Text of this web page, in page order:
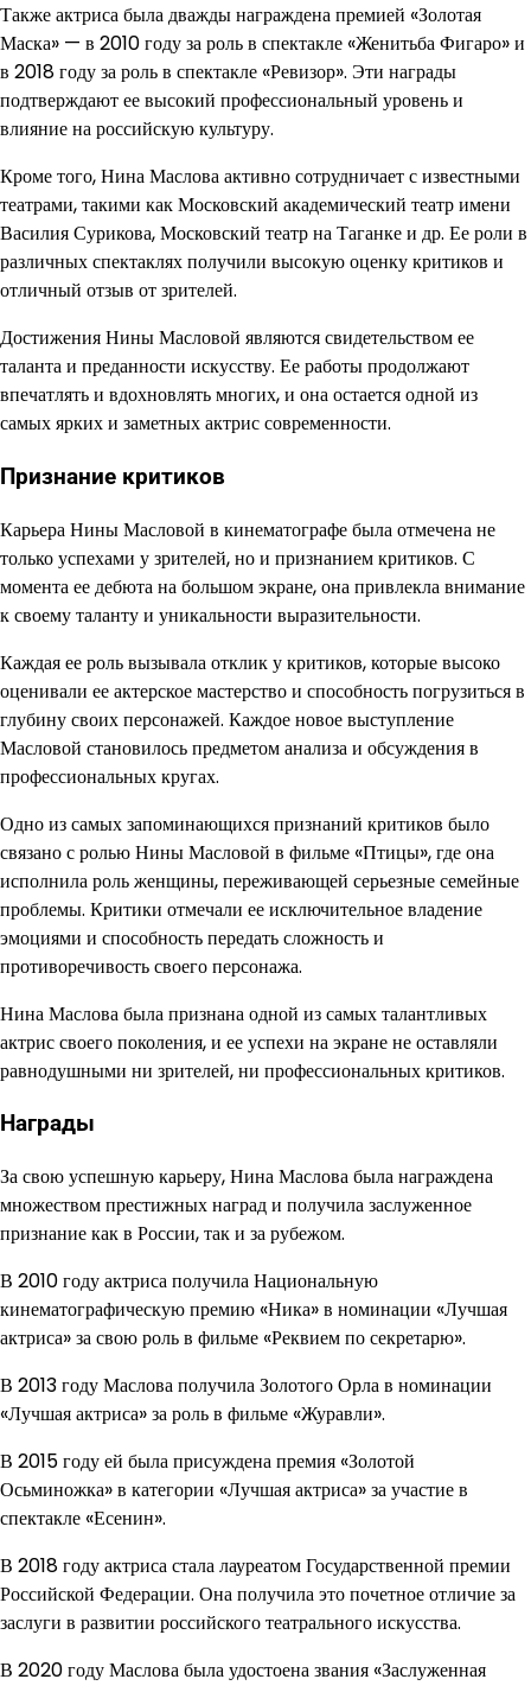
Также актриса была дважды награждена премией «Золотая
Маска» — в 2010 году за роль в спектакле «Женитьба Фигаро» и
в 2018 году за роль в спектакле «Ревизор». Эти награды
подтверждают ее высокий профессиональный уровень и
влияние на российскую культуру.
Кроме того, Нина Маслова активно сотрудничает с известными
театрами, такими как Московский академический театр имени
Василия Сурикова, Московский театр на Таганке и др. Ее роли в
различных спектаклях получили высокую оценку критиков и
отличный отзыв от зрителей.
Достижения Нины Масловой являются свидетельством ее
таланта и преданности искусству. Ее работы продолжают
впечатлять и вдохновлять многих, и она остается одной из
самых ярких и заметных актрис современности.
Признание критиков
Карьера Нины Масловой в кинематографе была отмечена не
только успехами у зрителей, но и признанием критиков. С
момента ее дебюта на большом экране, она привлекла внимание
к своему таланту и уникальности выразительности.
Каждая ее роль вызывала отклик у критиков, которые высоко
оценивали ее актерское мастерство и способность погрузиться в
глубину своих персонажей. Каждое новое выступление
Масловой становилось предметом анализа и обсуждения в
профессиональных кругах.
Одно из самых запоминающихся признаний критиков было
связано с ролью Нины Масловой в фильме «Птицы», где она
исполнила роль женщины, переживающей серьезные семейные
проблемы. Критики отмечали ее исключительное владение
эмоциями и способность передать сложность и
противоречивость своего персонажа.
Нина Маслова была признана одной из самых талантливых
актрис своего поколения, и ее успехи на экране не оставляли
равнодушными ни зрителей, ни профессиональных критиков.
Награды
За свою успешную карьеру, Нина Маслова была награждена
множеством престижных наград и получила заслуженное
признание как в России, так и за рубежом.
В 2010 году актриса получила Национальную
кинематографическую премию «Ника» в номинации «Лучшая
актриса» за свою роль в фильме «Реквием по секретарю».
В 2013 году Маслова получила Золотого Орла в номинации
«Лучшая актриса» за роль в фильме «Журавли».
В 2015 году ей была присуждена премия «Золотой
Осьминожка» в категории «Лучшая актриса» за участие в
спектакле «Есенин».
В 2018 году актриса стала лауреатом Государственной премии
Российской Федерации. Она получила это почетное отличие за
заслуги в развитии российского театрального искусства.
В 2020 году Маслова была удостоена звания «Заслуженная